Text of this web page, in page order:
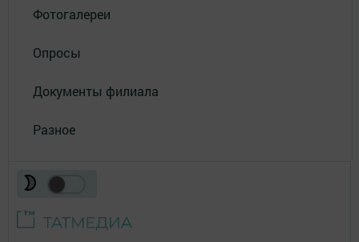
Фотогалереи
Опросы
Документы филиала
Разное